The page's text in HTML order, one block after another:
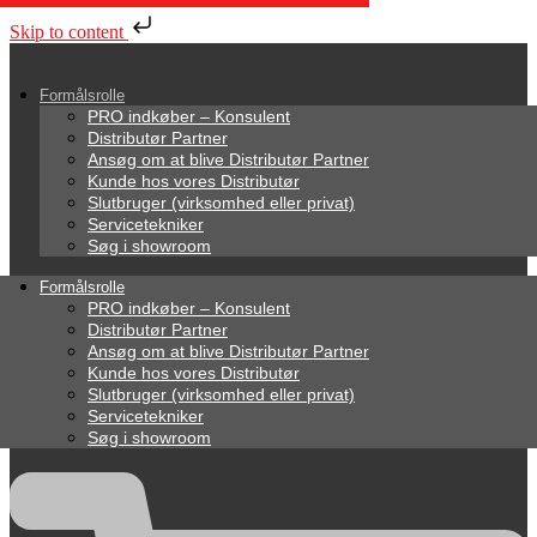
Skip to content
Formålsrolle
PRO indkøber – Konsulent
Distributør Partner
Ansøg om at blive Distributør Partner
Kunde hos vores Distributør
Slutbruger (virksomhed eller privat)
Servicetekniker
Søg i showroom
Formålsrolle
PRO indkøber – Konsulent
Distributør Partner
Ansøg om at blive Distributør Partner
Kunde hos vores Distributør
Slutbruger (virksomhed eller privat)
Servicetekniker
Søg i showroom